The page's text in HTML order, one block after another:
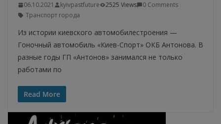
06.10.2021 kyivpastfuture 2525 Views
0 Comments
Транспорт города
Из истории киевского автомобилестроения —
Гоночный автомобиль «Киев-Спорт» ОКБ Антонова. В
разные годы ГП «Антонов» занимался не только
работами по
Read More